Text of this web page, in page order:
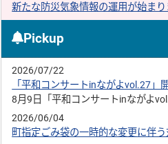
新たな防災気象情報の運用が始ま
Pickup
2026/07/22
「平和コンサートinながよvol.27」
8月9日「平和コンサートinながよ
2026/06/04
町指定ごみ袋の一時的な変更に伴